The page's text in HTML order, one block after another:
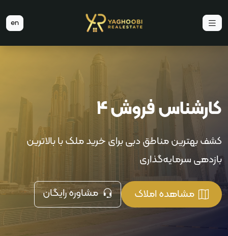
en
کارشناس فروش 4
کشف بهترین مناطق دبی برای خرید ملک با بالاترین
بازدهی سرمایه‌گذاری
مشاهده املاک مشاوره رایگان